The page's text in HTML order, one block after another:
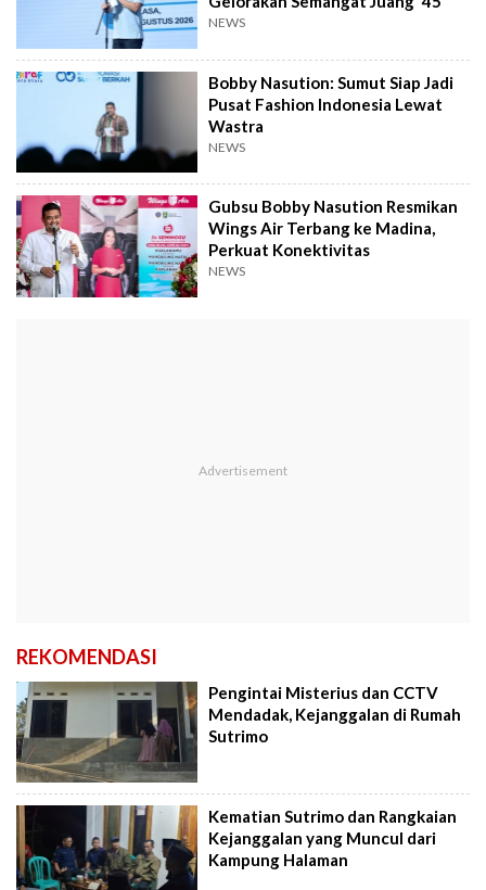
NEWS
Bobby Nasution: Sumut Siap Jadi
Pusat Fashion Indonesia Lewat
Wastra
NEWS
Gubsu Bobby Nasution Resmikan
Wings Air Terbang ke Madina,
Perkuat Konektivitas
NEWS
REKOMENDASI
Pengintai Misterius dan CCTV
Mendadak, Kejanggalan di Rumah
Sutrimo
Kematian Sutrimo dan Rangkaian
Kejanggalan yang Muncul dari
Kampung Halaman